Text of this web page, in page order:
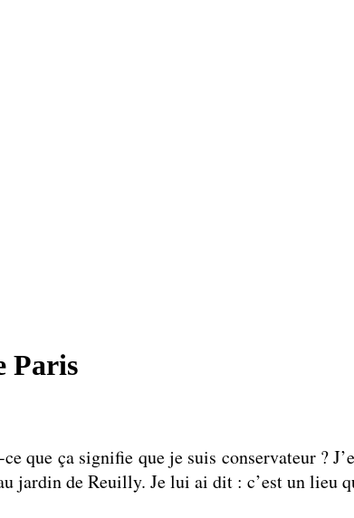
Paris
que ça signifie que je suis conservateur ?
jardin de Reuilly. Je lui ai dit : c’est un lieu